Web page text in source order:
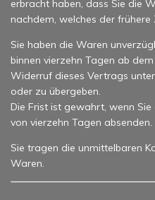
erbracht haben, dass Sie die
nachdem, welches der frühere
Sie haben die Waren
binnen vierzehn Tagen ab
Widerruf dieses Vertrags
oder zu übergeben.
Die Frist ist gewahrt, wenn
von vierzehn Tagen absenden.
Sie tragen die unmittelbaren
Waren.